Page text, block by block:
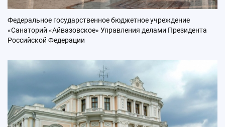
Федеральное государственное бюджетное учреждение
«Санаторий «Айвазовское» Управления делами Президента
Российской Федерации